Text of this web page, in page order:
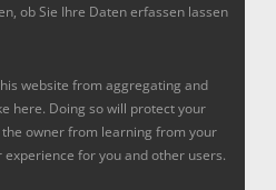
ob Sie Ihre Daten erfassen lassen
website from aggregating and
here. Doing so will protect your
owner from learning from your
for you and other users.